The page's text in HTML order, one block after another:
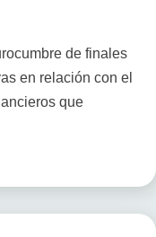
de finales
en relación con el
que